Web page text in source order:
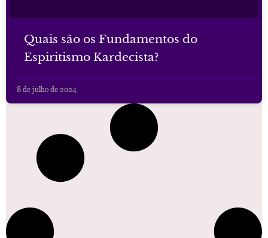
Quais são os Fundamentos do
Espiritismo Kardecista?
8 de julho de 2024